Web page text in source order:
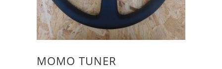
MOMO TUNER